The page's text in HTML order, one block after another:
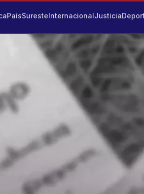
PaísSuresteInternacionalJusticia